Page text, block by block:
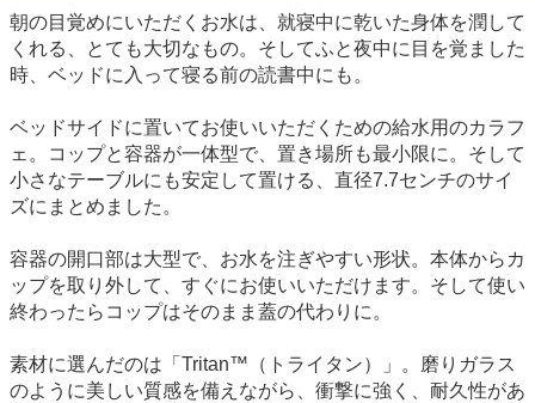
朝の目覚めにいただくお水は、就寝中に乾いた身体を潤して
くれる、とても大切なもの。そしてふと夜中に目を覚ました
時、ベッドに入って寝る前の読書中にも。
ベッドサイドに置いてお使いいただくための給水用のカラフ
ェ。コップと容器が一体型で、置き場所も最小限に。そして
小さなテーブルにも安定して置ける、直径7.7センチのサイ
ズにまとめました。
容器の開口部は大型で、お水を注ぎやすい形状。本体からカ
ップを取り外して、すぐにお使いいただけます。そして使い
終わったらコップはそのまま蓋の代わりに。
素材に選んだのは「Tritan™（トライタン）」。磨りガラス
のように美しい質感を備えながら、衝撃に強く、耐久性があ